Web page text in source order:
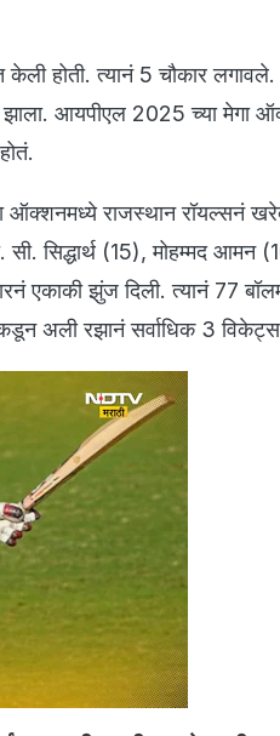
होती. त्यानं 5 चौकार
आयपीएल 2025 च्या मेगा
ऑक्शनमध्ये राजस्थान रॉयल्सनं
सिद्धार्थ (15), मोहम्मद आमन
एकाकी झुंज दिली. त्यानं 77
अली रझानं सर्वाधिक 3